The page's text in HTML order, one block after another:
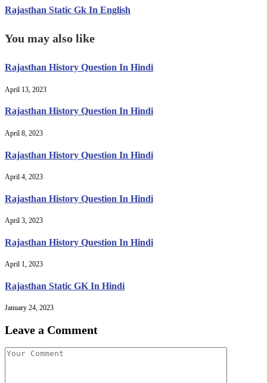
Rajasthan Static Gk In English
You may also like
Rajasthan History Question In Hindi
April 13, 2023
Rajasthan History Question In Hindi
April 8, 2023
Rajasthan History Question In Hindi
April 4, 2023
Rajasthan History Question In Hindi
April 3, 2023
Rajasthan History Question In Hindi
April 1, 2023
Rajasthan Static GK In Hindi
January 24, 2023
Leave a Comment